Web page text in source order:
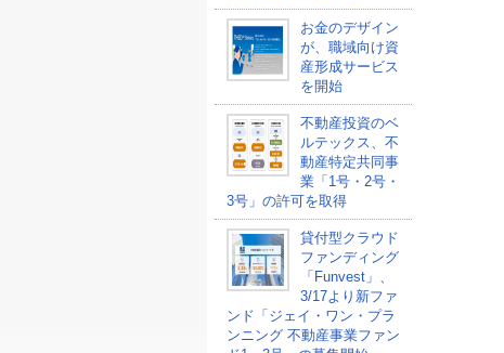
お金のデザイン
が、職域向け資
産形成サービス
を開始
不動産投資のベ
ルテックス、不
動産特定共同事
業「1号・2号・
3号」の許可を取得
貸付型クラウド
ファンディング
「Funvest」、
3/17より新ファ
ンド「ジェイ・ワン・プラ
ンニング 不動産事業ファン